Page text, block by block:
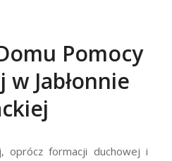
Pomocy
w Jabłonnie
oprócz formacji duchowej i